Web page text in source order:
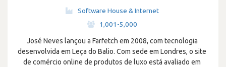
Software House & Internet
1,001-5,000
José Neves lançou a Farfetch em 2008, com tecnologia
desenvolvida em Leça do Balio. Com sede em Londres, o site
de comércio online de produtos de luxo está avaliado em